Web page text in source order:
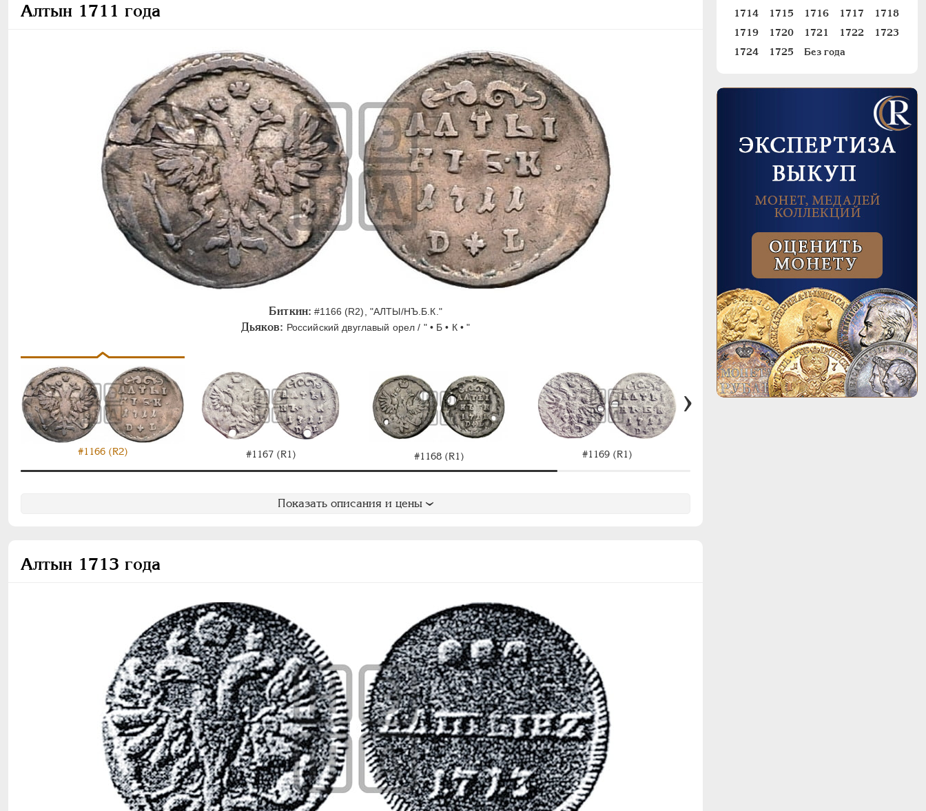
Алтын 1711 года
Биткин: #1166 (R2), "АЛТЫ/НЪ.Б.К."
Дьяков: Российский двуглавый орел / " • Б • К • "
#1166 (R2) #1167 (R1) #1168 (R1) #1169 (R1)
Показать описания и цены
Алтын 1713 года
1714
1715 1716 1717
1718
1719
1720 1721 1722
1723
1724
1725 Без года